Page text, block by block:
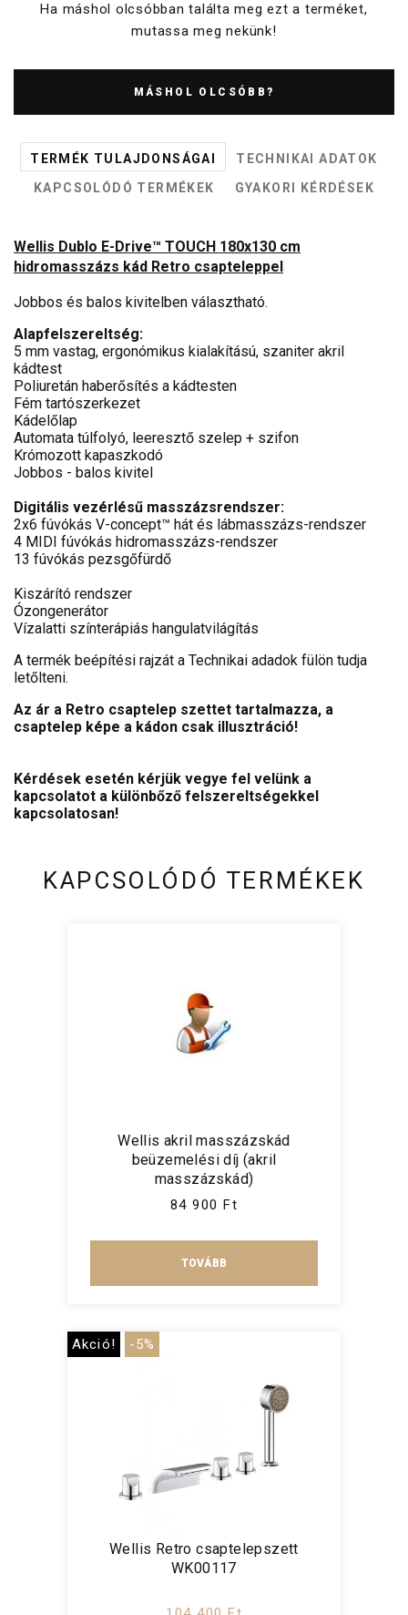
Ha máshol olcsóbban találta meg ezt a terméket,
mutassa meg nekünk!
MÁSHOL OLCSÓBB?
TERMÉK TULAJDONSÁGAI
TECHNIKAI ADATOK
KAPCSOLÓDÓ TERMÉKEK
GYAKORI KÉRDÉSEK
Wellis Dublo E-Drive™ TOUCH 180x130 cm
hidromasszázs kád Retro csapteleppel
Jobbos és balos kivitelben választható.
Alapfelszereltség:
5 mm vastag, ergonómikus kialakítású, szaniter akril
kádtest
Poliuretán haberősítés a kádtesten
Fém tartószerkezet
Kádelőlap
Automata túlfolyó, leeresztő szelep + szifon
Krómozott kapaszkodó
Jobbos - balos kivitel
Digitális vezérlésű masszázsrendszer:
2x6 fúvókás V-concept™ hát és lábmasszázs-rendszer
4 MIDI fúvókás hidromasszázs-rendszer
13 fúvókás pezsgőfürdő
Kiszárító rendszer
Ózongenerátor
Vízalatti színterápiás hangulatvilágítás
A termék beépítési rajzát a Technikai adadok fülön tudja
letőlteni.
Az ár a Retro csaptelep szettet tartalmazza, a
csaptelep képe a kádon csak illusztráció!
Kérdések esetén kérjük vegye fel velünk a
kapcsolatot a különbőző felszereltségekkel
kapcsolatosan!
KAPCSOLÓDÓ TERMÉKEK
Wellis akril masszázskád
beüzemelési díj (akril
masszázskád)
84 900 Ft
TOVÁBB
Akció! -5%
Wellis Retro csaptelepszett
WK00117